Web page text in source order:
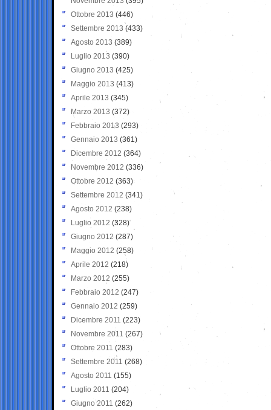
Ottobre 2013 (446)
Settembre 2013 (433)
Agosto 2013 (389)
Luglio 2013 (390)
Giugno 2013 (425)
Maggio 2013 (413)
Aprile 2013 (345)
Marzo 2013 (372)
Febbraio 2013 (293)
Gennaio 2013 (361)
Dicembre 2012 (364)
Novembre 2012 (336)
Ottobre 2012 (363)
Settembre 2012 (341)
Agosto 2012 (238)
Luglio 2012 (328)
Giugno 2012 (287)
Maggio 2012 (258)
Aprile 2012 (218)
Marzo 2012 (255)
Febbraio 2012 (247)
Gennaio 2012 (259)
Dicembre 2011 (223)
Novembre 2011 (267)
Ottobre 2011 (283)
Settembre 2011 (268)
Agosto 2011 (155)
Luglio 2011 (204)
Giugno 2011 (262)